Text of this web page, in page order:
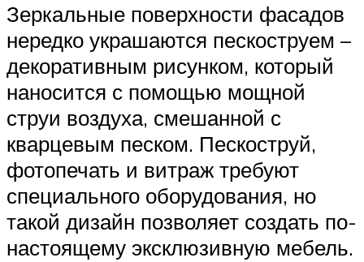
Зеркальные поверхности фасадов
нередко украшаются пескоструем –
декоративным рисунком, который
наносится с помощью мощной
струи воздуха, смешанной с
кварцевым песком. Пескоструй,
фотопечать и витраж требуют
специального оборудования, но
такой дизайн позволяет создать по-
настоящему эксклюзивную мебель.